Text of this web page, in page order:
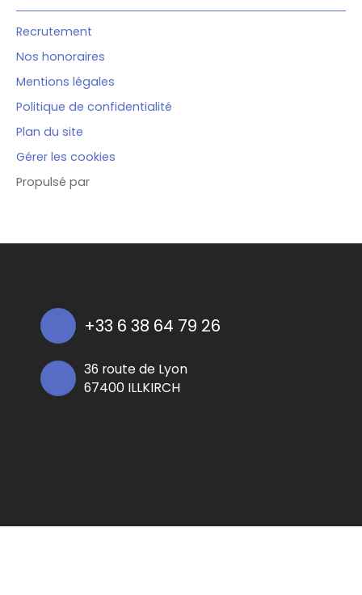
Recrutement
Nos honoraires
Mentions légales
Politique de confidentialité
Plan du site
Gérer les cookies
Propulsé par
+33 6 38 64 79 26
36 route de Lyon
67400 ILLKIRCH